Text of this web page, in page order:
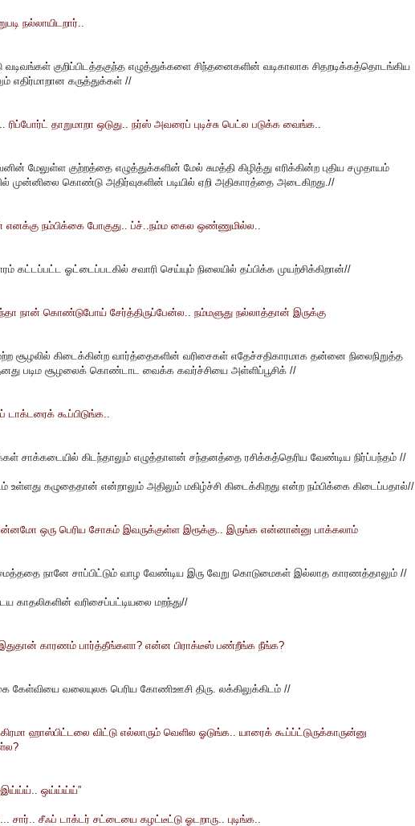
நல்லாயிடறார்..
வடிவங்கள் குறிப்பிடத்தகுந்த எழுத்துக்களை சிந்தனைகளின் வடிகாலாக சிதறடிக்கத்தொடங்கிய
எதிர்மாறான கருத்துக்கள் //
தாறுமாறா ஒடுது.. நர்ஸ் அவரைப் புடிச்சு பெட்ல படுக்க வைங்க..
மேலுள்ள குற்றத்தை எழுத்துக்களின் மேல் சுமத்தி கிழித்து எரிக்கின்ற புதிய சமுதாயம்
முன்னிலை கொண்டு அதிர்வுகளின் படியில் ஏறி அதிகாரத்தை அடைகிறது.//
நம்பிக்கை போகுது.. ப்ச்..நம்ம கைல ஒண்ணுமில்ல..
கட்டப்பட்ட ஓட்டைப்படகில் சவாரி செய்யும் நிலையில் தப்பிக்க முயற்சிக்கிறான்//
நான் கொண்டுபோய் சேர்த்திருப்பேன்ல.. நம்மளுது நல்லாத்தான் இருக்கு
சூழலில் கிடைக்கின்ற வார்த்தைகளின் வரிசைகள் எதேச்சதிகாரமாக தன்னை நிலைநிறுத்த
படிம சூழலைக் கொண்டாட வைக்க கவர்ச்சியை அள்ளிப்பூசிக் //
டாக்டரைக் கூப்பிடுங்க..
சாக்கடையில் கிடந்தாலும் எழுத்தாளன் சந்தனத்தை ரசிக்கத்தெரிய வேண்டிய நிர்ப்பந்தம் //
உள்ளது கழுதைதான் என்றாலும் அதிலும் மகிழ்ச்சி கிடைக்கிறது என்ற நம்பிக்கை கிடைப்பதால்//
ஒரு பெரிய சோகம் இவருக்குள்ள இரூக்கு.. இருங்க என்னான்னு பாக்கலாம்
நானே சாப்பிட்டும் வாழ வேண்டிய இரு வேறு கொடுமைகள் இல்லாத காரணத்தாலும் //
காதலிகளின் வரிசைப்பட்டியலை மறந்து//
காரணம் பார்த்தீங்களா? என்ன பிராக்டீஸ் பண்றீங்க நீங்க?
வலையுலக பெரிய கோணிஊசி திரு. லக்கிலுக்கிடம் //
ஹாஸ்பிட்டலை விட்டு எல்லாரும் வெளில ஓடுங்க.. யாரைக் கூப்ப்ட்டுருக்காருன்னு
ஒய்ய்ய்ய்”
சார்.. சீஃப் டாக்டர் சட்டையை கழட்டீட்டு ஓடறாரு.. புடிங்க..